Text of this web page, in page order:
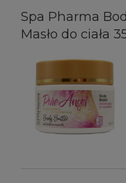
Spa Pharma
Masło do ciała